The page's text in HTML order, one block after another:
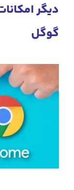
دیگر
گوگل